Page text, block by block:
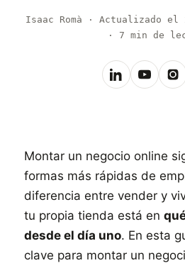
Isaac Romà · Actualizado el
· 7 min de
Montar un negocio online
formas más rápidas de
diferencia entre vender y
tu propia tienda está en
desde el día uno. En esta
clave para montar un